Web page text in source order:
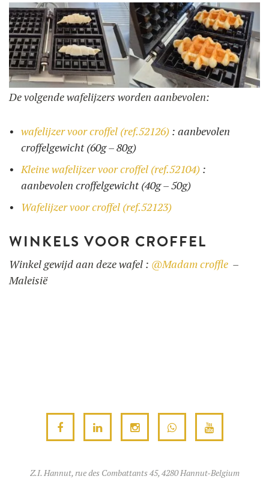
De volgende wafelijzers worden aanbevolen:
wafelijzer voor croffel (ref.52126) : aanbevolen
croffelgewicht (60g – 80g)
Kleine wafelijzer voor croffel (ref.52104) :
aanbevolen croffelgewicht (40g – 50g)
Wafelijzer voor croffel (ref.52123)
WINKELS VOOR CROFFEL
Winkel gewijd aan deze wafel : @Madam croffle –
Maleisië
Z.I. Hannut, rue des Combattants 45, 4280 Hannut-Belgium